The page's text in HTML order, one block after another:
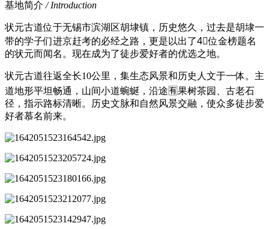
基地简介 / Introduction
状元古道位于无锡市滨湖区胡埭镇，历史悠久，过去是胡埭一
带的学子们进京赶考的必经之路，更是以出了4⃣️位金榜题名
的状元而闻名。现在成为了徒步爱好者的优选之地。
状元古道往返全长10公里，集生态风景和历史人文于一体。主
道地形平坦畅通，山间小道蜿蜒，沿途🈶️果树茶园、古老石
径，指示路标清晰。历史文脉和自然风景交融，使众多徒步爱
好者慕名前来。